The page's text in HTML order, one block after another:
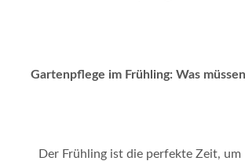
Gartenpflege im Frühling: Was
Der Frühling ist die perfekte Zeit, um